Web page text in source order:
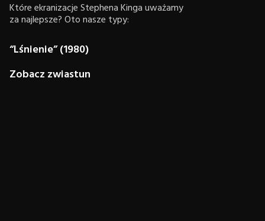
Które ekranizacje Stephena Kinga uważamy
za najlepsze? Oto nasze typy:
“Lśnienie” (1980)
Zobacz zwiastun